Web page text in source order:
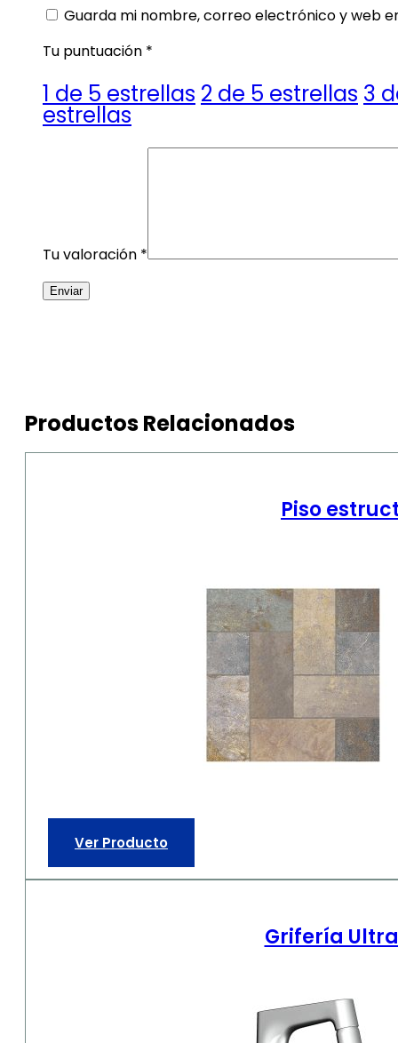
Guarda mi nombre, correo electrónico y web
Tu puntuación *
1 de 5 estrellas 2 de 5 estrellas 3
estrellas
Tu valoración *
Productos Relacionados
Piso
Ver Producto
Grifería